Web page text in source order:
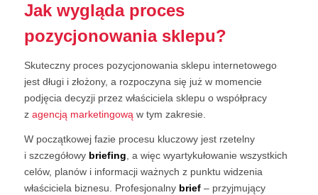
Jak wygląda proces
pozycjonowania sklepu?
Skuteczny proces pozycjonowania sklepu internetowego
jest długi i złożony, a rozpoczyna się już w momencie
podjęcia decyzji przez właściciela sklepu o współpracy
z agencją marketingową w tym zakresie.
W początkowej fazie procesu kluczowy jest rzetelny
i szczegółowy briefing , a więc wyartykułowanie wszystkich
celów, planów i informacji ważnych z punktu widzenia
właściciela biznesu. Profesjonalny brief– przyjmujący